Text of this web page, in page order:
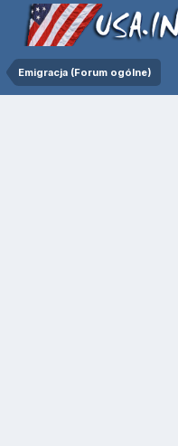
Emigracja (Forum ogólne)